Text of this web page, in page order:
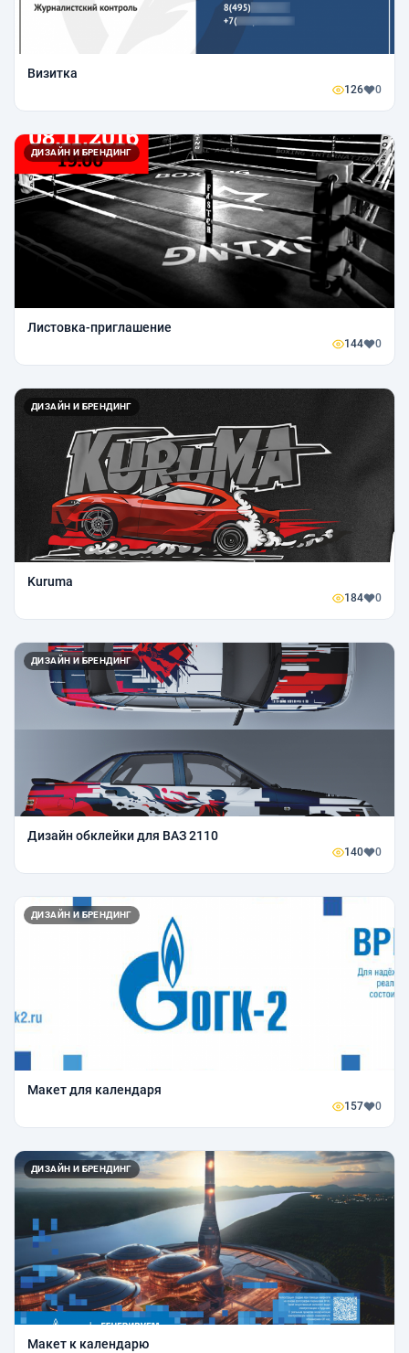
Визитка
126 0
ДИЗАЙН И БРЕНДИНГ
Листовка-приглашение
144 0
ДИЗАЙН И БРЕНДИНГ
Kuruma
184 0
ДИЗАЙН И БРЕНДИНГ
Дизайн обклейки для ВАЗ 2110
140 0
ДИЗАЙН И БРЕНДИНГ
Макет для календаря
157 0
ДИЗАЙН И БРЕНДИНГ
Макет к календарю